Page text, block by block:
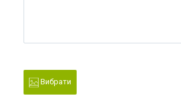
Вибрати